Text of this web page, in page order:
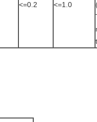
<=0.2 <=1.0